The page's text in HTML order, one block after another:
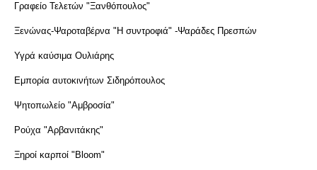
Γραφείο Τελετών "Ξανθόπουλος"
Ξενώνας-Ψαροταβέρνα "Η συντροφιά" -Ψαράδες Πρεσπών
Υγρά καύσιμα Ουλιάρης
Εμπορία αυτοκινήτων Σιδηρόπουλος
Ψητοπωλείο "Αμβροσία"
Ρούχα "Αρβανιτάκης"
Ξηροί καρποί "Bloom"